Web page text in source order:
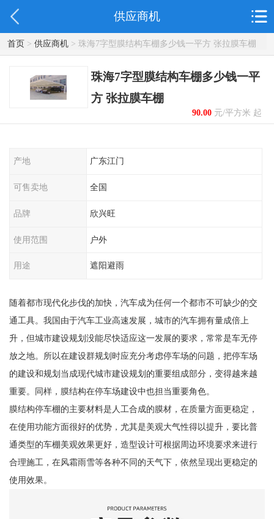
供应商机
首页> 供应商机> 珠海7字型膜结构车棚多少钱一平方 张拉膜车棚
珠海7字型膜结构车棚多少钱一平
方 张拉膜车棚
90.00元/平方米 起
产地 广东江门
可售卖地 全国
品牌 欣兴旺
使用范围 户外
用途 遮阳避雨
随着都市现代化步伐的加快，汽车成为任何一个都市不可缺少的交
通工具。我国由于汽车工业高速发展，城市的汽车拥有量成倍上
升，但城市建设规划没能尽快适应这一发展的要求，常常是车无停
放之地。所以在建设群规划时应充分考虑停车场的问题，把停车场
的建设和规划当成现代城市建设规划的重要组成部分，变得越来越
重要。同样，膜结构在停车场建设中也担当重要角色。
膜结构停车棚的主要材料是人工合成的膜材，在质量方面更稳定，
在使用功能方面很好的优势，尤其是美观大气性得以提升，要比普
通类型的车棚美观效果更好，造型设计可根据周边环境要求来进行
合理施工，在风霜雨雪等各种不同的天气下，依然呈现出更稳定的
使用效果。